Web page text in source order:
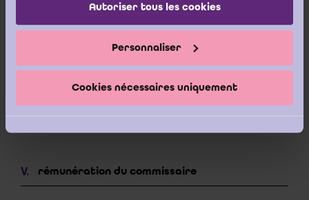
Autoriser tous les cookies
Personnaliser
Cookies nécessaires uniquement
révocation pour juste motif par la société
démission du commissaire (3)
rémunération du commissaire